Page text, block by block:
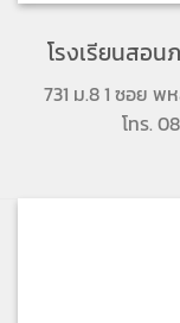
โรงเรียนสอน
731 ม.8 1 ซอย พ
โทร.